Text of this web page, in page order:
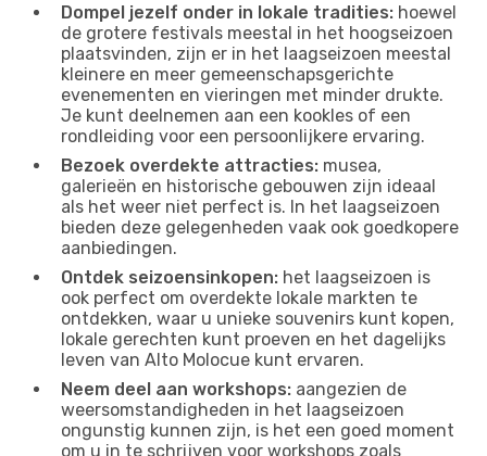
Dompel jezelf onder in lokale tradities: hoewel
de grotere festivals meestal in het hoogseizoen
plaatsvinden, zijn er in het laagseizoen meestal
kleinere en meer gemeenschapsgerichte
evenementen en vieringen met minder drukte.
Je kunt deelnemen aan een kookles of een
rondleiding voor een persoonlijkere ervaring.
Bezoek overdekte attracties: musea,
galerieën en historische gebouwen zijn ideaal
als het weer niet perfect is. In het laagseizoen
bieden deze gelegenheden vaak ook goedkopere
aanbiedingen.
Ontdek seizoensinkopen: het laagseizoen is
ook perfect om overdekte lokale markten te
ontdekken, waar u unieke souvenirs kunt kopen,
lokale gerechten kunt proeven en het dagelijks
leven van Alto Molocue kunt ervaren.
Neem deel aan workshops: aangezien de
weersomstandigheden in het laagseizoen
ongunstig kunnen zijn, is het een goed moment
om u in te schrijven voor workshops zoals